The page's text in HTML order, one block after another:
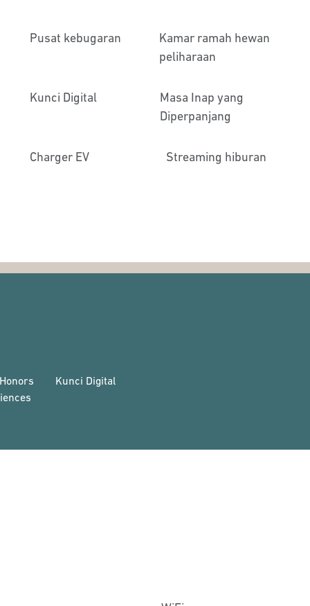
Pusat kebugaran
Kamar ramah hewan
peliharaan
Kunci Digital
Masa Inap yang
Diperpanjang
Charger EV Streaming hiburan
Kunci Digital